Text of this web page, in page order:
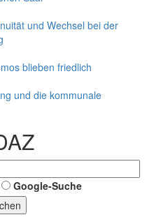
und Wechsel bei der
blieben friedlich
und die kommunale
Google-Suche